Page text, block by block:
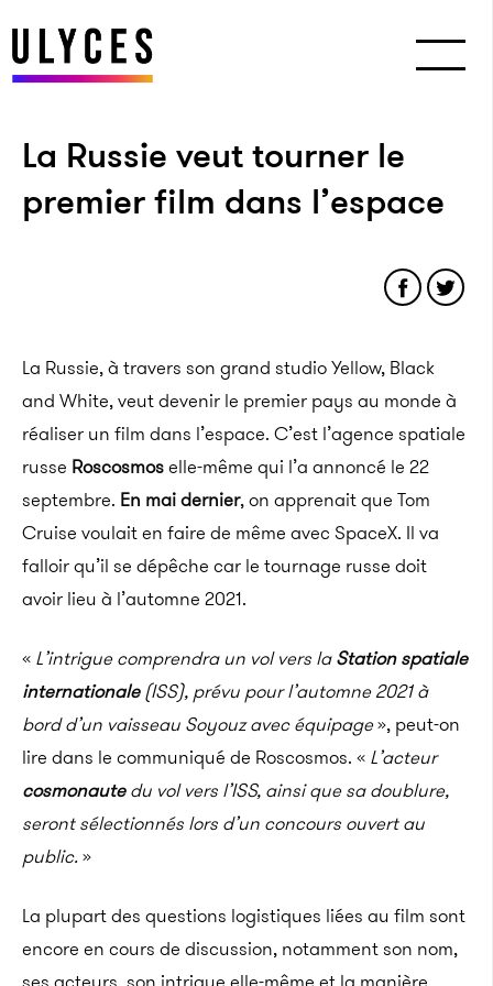
La Russie veut tourner le
premier film dans l’espace
La Russie, à travers son grand studio Yellow, Black
and White, veut devenir le premier pays au monde à
réaliser un film dans l’espace. C’est l’agence spatiale
russe Roscosmoselle-même qui l’a annoncé le 22
septembre. En mai dernier, on apprenait que Tom
Cruise voulait en faire de même avec SpaceX. Il va
falloir qu’il se dépêche car le tournage russe doit
avoir lieu à l’automne 2021.
« L’intrigue comprendra un vol vers laStation spatiale
internationale(ISS), prévu pour l’automne 2021 à
bord d’un vaisseau Soyouz avec équipage», peut-on
lire dans le communiqué de Roscosmos. « L’acteur
cosmonautedu vol vers l’ISS, ainsi que sa doublure,
seront sélectionnés lors d’un concours ouvert au
public.»
La plupart des questions logistiques liées au film sont
encore en cours de discussion, notamment son nom,